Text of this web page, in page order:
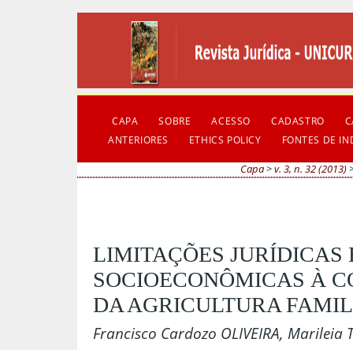
CAPA SOBRE ACESSO CADASTRO
ANTERIORES
ETHICS POLICY FONTES DE
Capa>v. 3, n. 32 (2013)
LIMITAÇÕES JURÍDICAS
SOCIOECONÔMICAS À
DA AGRICULTURA
Francisco Cardozo OLIVEIRA, Marileia